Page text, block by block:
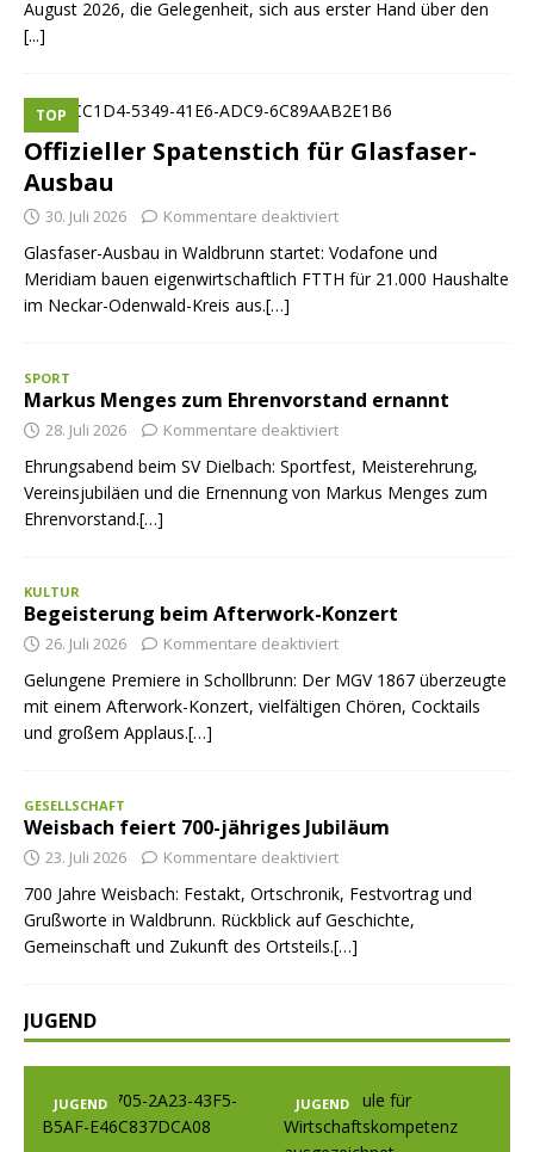
August 2026, die Gelegenheit, sich aus erster Hand über den
[...]
Offizieller Spatenstich für Glasfaser-
Ausbau
TOP
30. Juli 2026 Kommentare deaktiviert
Glasfaser-Ausbau in Waldbrunn startet: Vodafone und
Meridiam bauen eigenwirtschaftlich FTTH für 21.000 Haushalte
im Neckar-Odenwald-Kreis aus.[…]
SPORT
Markus Menges zum Ehrenvorstand ernannt
28. Juli 2026 Kommentare deaktiviert
Ehrungsabend beim SV Dielbach: Sportfest, Meisterehrung,
Vereinsjubiläen und die Ernennung von Markus Menges zum
Ehrenvorstand.[…]
KULTUR
Begeisterung beim Afterwork-Konzert
26. Juli 2026 Kommentare deaktiviert
Gelungene Premiere in Schollbrunn: Der MGV 1867 überzeugte
mit einem Afterwork-Konzert, vielfältigen Chören, Cocktails
und großem Applaus.[…]
GESELLSCHAFT
Weisbach feiert 700-jähriges Jubiläum
23. Juli 2026 Kommentare deaktiviert
700 Jahre Weisbach: Festakt, Ortschronik, Festvortrag und
Grußworte in Waldbrunn. Rückblick auf Geschichte,
Gemeinschaft und Zukunft des Ortsteils.[…]
JUGEND
JUGEND